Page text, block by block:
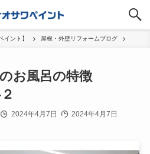
ント】 屋根・外壁リフォームブログ
お風呂の特徴
2024年4月7日 2024年4月7日